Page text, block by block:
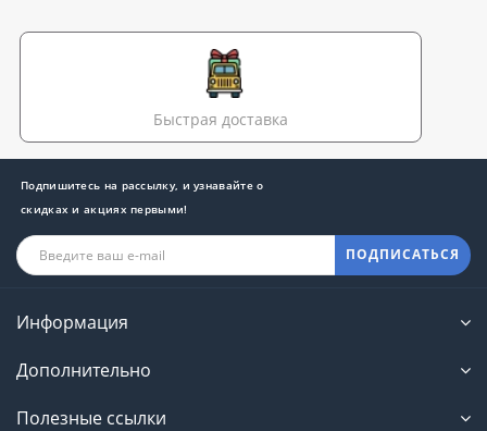
Быстрая доставка
Подпишитесь на рассылку, и узнавайте о
скидках и акциях первыми!
ПОДПИСАТЬСЯ
Информация
Дополнительно
Полезные ссылки